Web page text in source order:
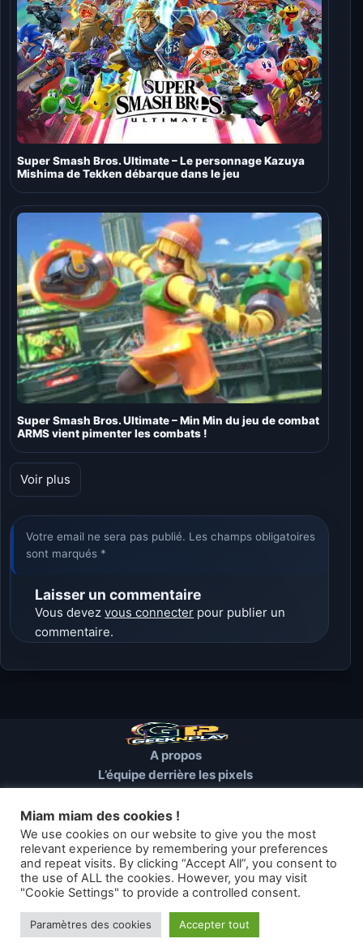
Super Smash Bros. Ultimate – Le personnage Kazuya
Mishima de Tekken débarque dans le jeu
Super Smash Bros. Ultimate – Min Min du jeu de combat
ARMS vient pimenter les combats !
Voir plus
Votre email ne sera pas publié. Les champs obligatoires
sont marqués *
Laisser un commentaire
Vous devezvous connecter pour publier un
commentaire.
A propos
L’équipe derrière les pixels
Mentions Légales
Cookies et autres traceurs
© 2026 GEEKNPLAY — Tous droits réservés
Les articles de geeknplay.fr sont mis à disposition selon les termes
de la licence Creative Commons
Miam miam des cookies !
We use cookies on our website to give you the most
relevant experience by remembering your preferences
and repeat visits. By clicking “Accept All”, you consent to
the use of ALL the cookies. However, you may visit
"Cookie Settings" to provide a controlled consent.
Paramètres des cookies Accepter tout